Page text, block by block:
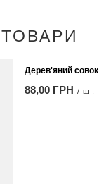
Дерев'яний совок
88,00 ГРН / шт.